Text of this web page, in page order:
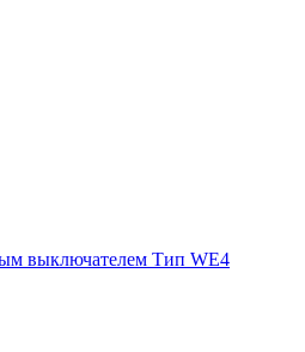
выключателем Тип WE4